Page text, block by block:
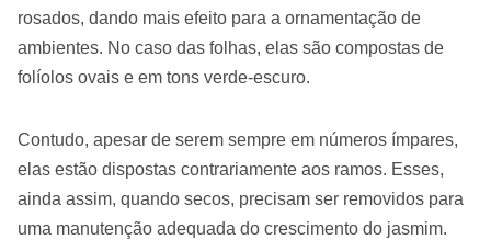
rosados, dando mais efeito para a ornamentação de
ambientes. No caso das folhas, elas são compostas de
folíolos ovais e em tons verde-escuro.
Contudo, apesar de serem sempre em números ímpares,
elas estão dispostas contrariamente aos ramos. Esses,
ainda assim, quando secos, precisam ser removidos para
uma manutenção adequada do crescimento do jasmim.